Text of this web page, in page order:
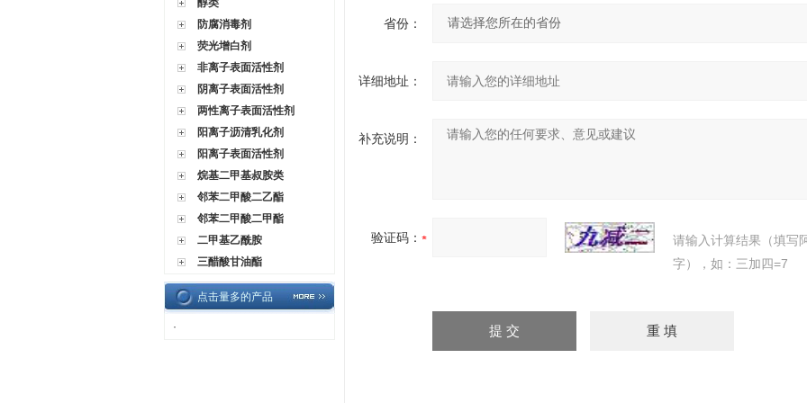
醇类
防腐消毒剂
荧光增白剂
非离子表面活性剂
阴离子表面活性剂
两性离子表面活性剂
阳离子沥清乳化剂
阳离子表面活性剂
烷基二甲基叔胺类
邻苯二甲酸二乙酯
邻苯二甲酸二甲酯
二甲基乙酰胺
三醋酸甘油酯
点击量多的产品
·
省份：
详细地址：
补充说明：
验证码：
请输入计算结果（填写
字），如：三加四=7